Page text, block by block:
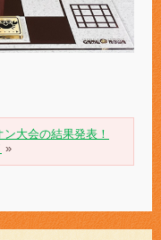
大会の結果発表！
»